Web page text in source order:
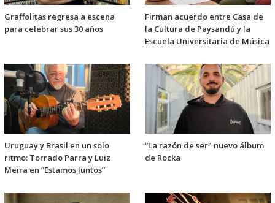
Graffolitas regresa a escena
para celebrar sus 30 años
Firman acuerdo entre Casa de
la Cultura de Paysandú y la
Escuela Universitaria de Música
Uruguay y Brasil en un solo
ritmo: Torrado Parra y Luiz
Meira en “Estamos Juntos”
“La razón de ser" nuevo álbum
de Rocka